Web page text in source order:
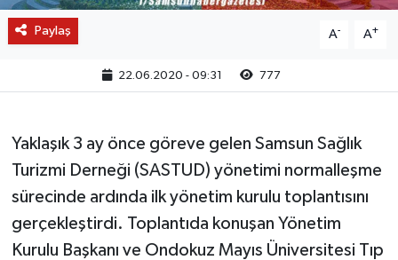
Paylaş A- A+
22.06.2020 - 09:31 777
Yaklaşık 3 ay önce göreve gelen Samsun Sağlık
Turizmi Derneği (SASTUD) yönetimi normalleşme
sürecinde ardında ilk yönetim kurulu toplantısını
gerçekleştirdi. Toplantıda konuşan Yönetim
Kurulu Başkanı ve Ondokuz Mayıs Üniversitesi Tıp